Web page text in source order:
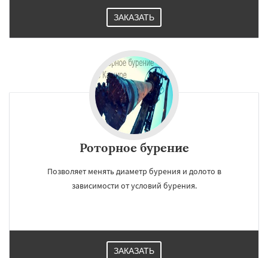
ЗАКАЗАТЬ
Роторное бурение
Позволяет менять диаметр бурения и долото в
зависимости от условий бурения.
ЗАКАЗАТЬ